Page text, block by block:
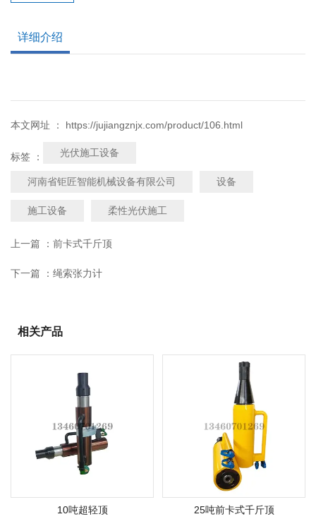
详细介绍
本文网址 ： https://jujiangznjx.com/product/106.html
标签 ： 光伏施工设备
河南省钜匠智能机械设备有限公司 设备
施工设备 柔性光伏施工
上一篇 ： 前卡式千斤顶
下一篇 ： 绳索张力计
相关产品
10吨超轻顶 25吨前卡式千斤顶